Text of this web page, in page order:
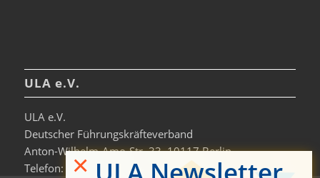
ULA e.V.
ULA e.V.
Deutscher Führungskräfteverband
Anton-Wilhelm-Amo-Str. 33, 10117 Berlin
Telefon: +49 30-306963-0
×